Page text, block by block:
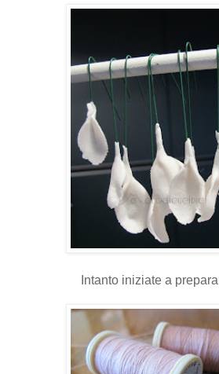
Intanto iniziate a